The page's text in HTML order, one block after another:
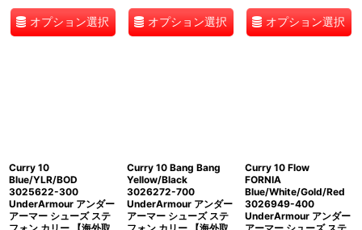
オプション選択 オプション選択 オプション選択
Curry 10
Blue/YLR/BOD
3025622-300
UnderArmour アンダー
アーマー シューズ ステ
Curry 10 Bang Bang
Yellow/Black
3026272-700
UnderArmour アンダー
アーマー シューズ ステ
Curry 10 Flow
FORNIA
Blue/White/Gold/Red
3026949-400
UnderArmour アンダー